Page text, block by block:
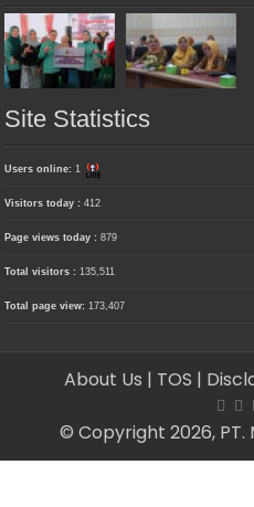
Site Statistics
Users online:1
Visitors today :412
Page views today :879
Total visitors :135,511
Total page view:173,407
About Us | TOS |
© Copyright 2026, PT.